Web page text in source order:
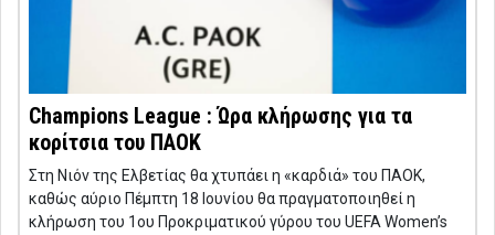
Champions League : Ώρα κλήρωσης για τα
κορίτσια του ΠΑΟΚ
Στη Νιόν της Ελβετίας θα χτυπάει η «καρδιά» του ΠΑΟΚ,
καθώς αύριο Πέμπτη 18 Ιουνίου θα πραγματοποιηθεί η
κλήρωση του 1ου Προκριματικού γύρου του UEFA Women’s